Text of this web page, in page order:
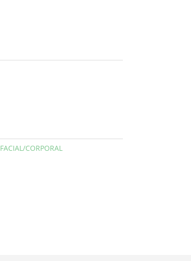
FACIAL/CORPORAL